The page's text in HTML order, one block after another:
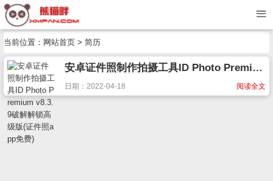
当前位置： 网站首页 > 简历
安卓证件照制作拍摄工具ID Photo Premium v8.3.9破解解锁高级版(证件照app免费)
阅读全文
日期：2022-04-18